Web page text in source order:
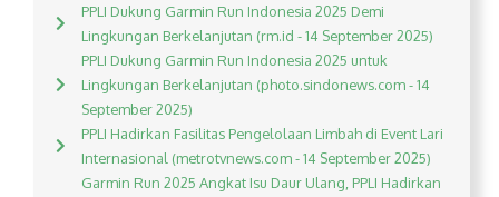
PPLI Dukung Garmin Run Indonesia 2025 Demi
Lingkungan Berkelanjutan (rm.id - 14 September 2025)
PPLI Dukung Garmin Run Indonesia 2025 untuk
Lingkungan Berkelanjutan (photo.sindonews.com - 14
September 2025)
PPLI Hadirkan Fasilitas Pengelolaan Limbah di Event Lari
Internasional (metrotvnews.com - 14 September 2025)
Garmin Run 2025 Angkat Isu Daur Ulang, PPLI Hadirkan